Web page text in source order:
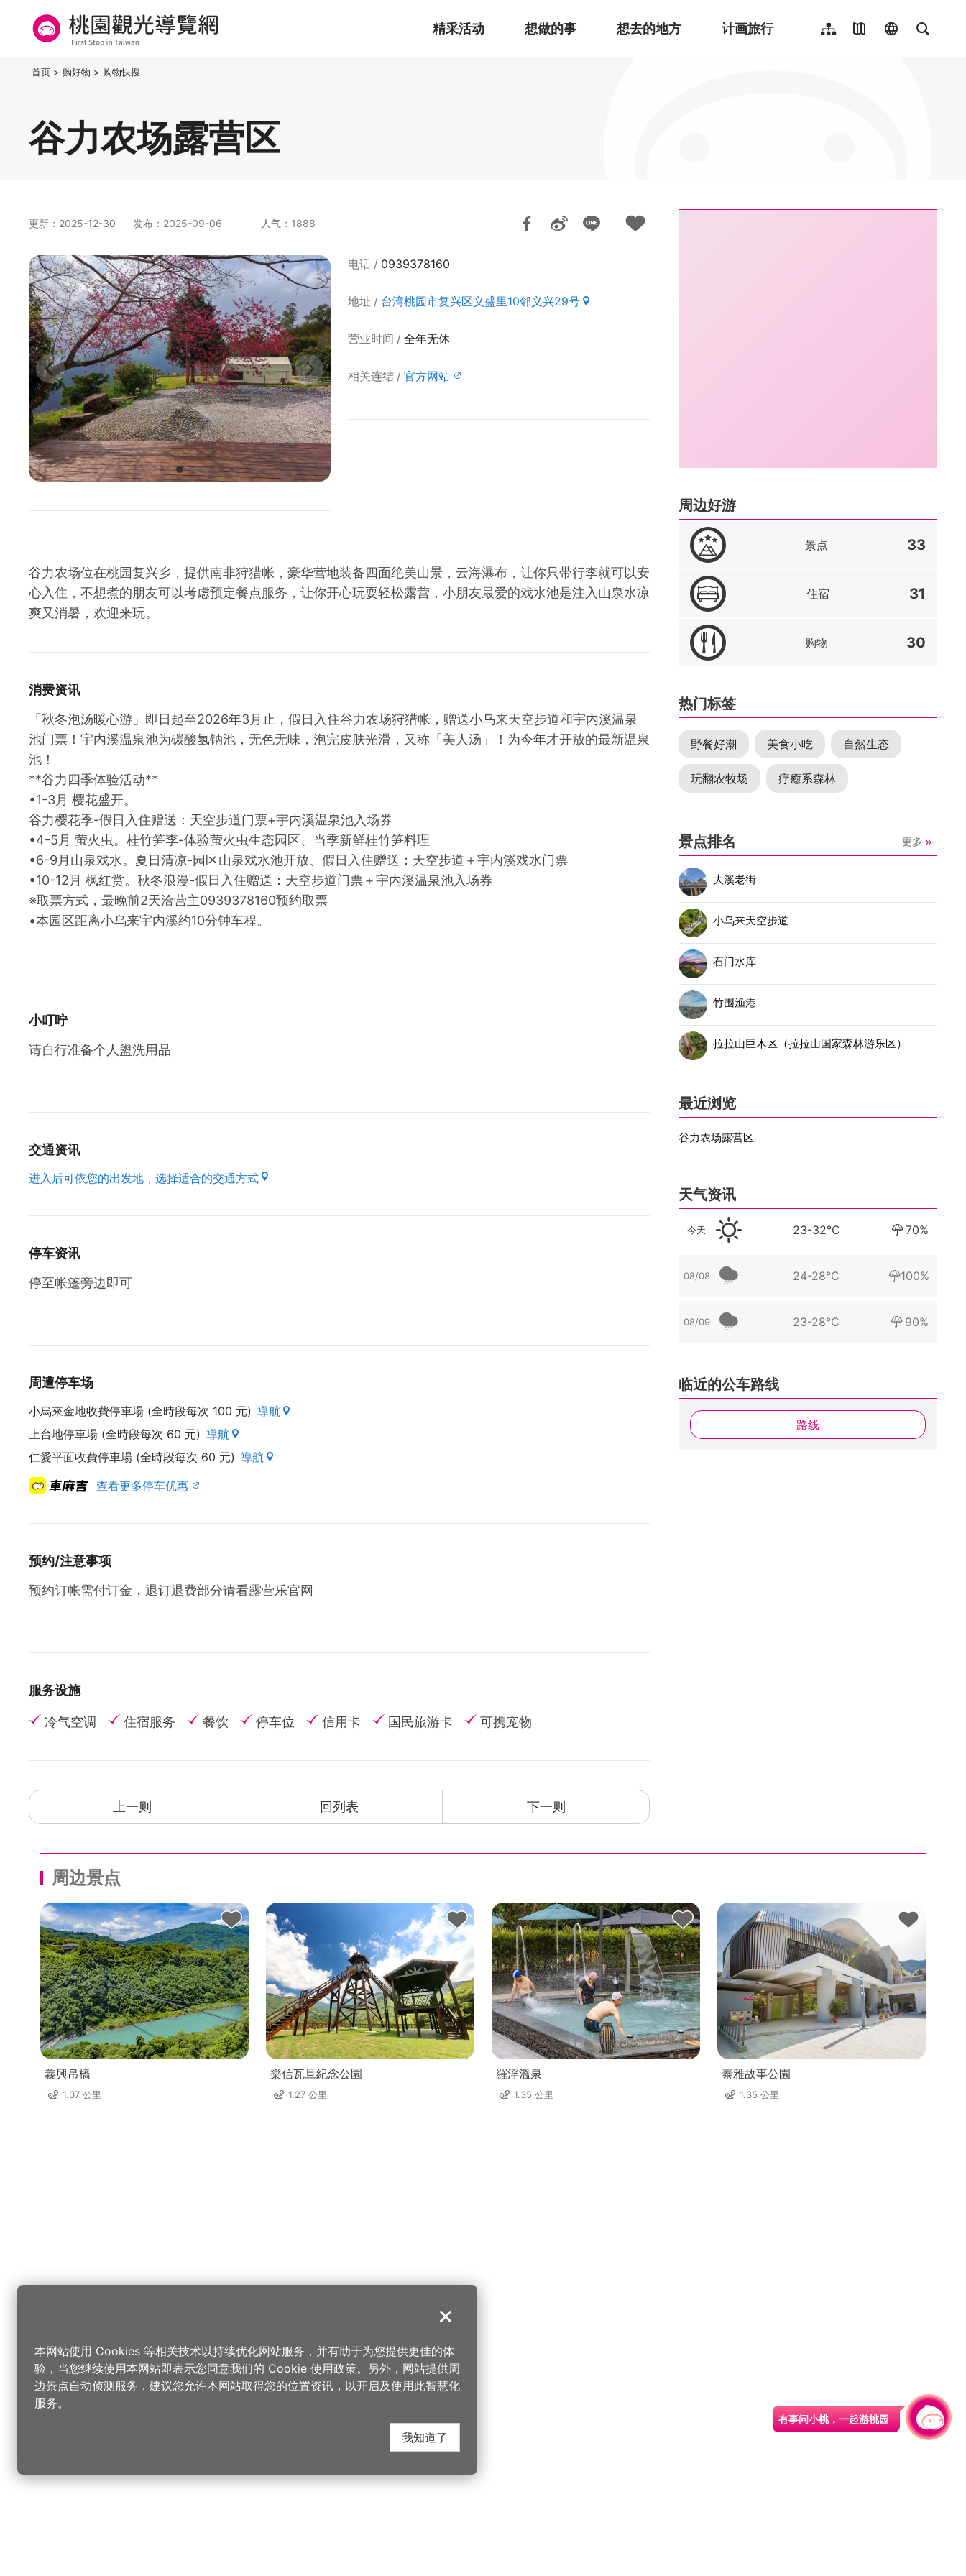
要
桃园观光导览网
精采活动 想做的事 想去的地方 计画旅行
网站导览地图导览language全文检
首页 > 购好物 > 购物快搜
谷力农场露营区
更新：2025-12-30 发布：2025-09-06 人气：1888
电话 0939378160
地址 台湾桃园市复兴区义盛里10邻义兴29号
营业时间 全年无休
相关连结 官方网站
谷力农场位在桃园复兴乡，提供南非狩猎帐，豪华营地装备四面绝美山景，云海瀑布，让你只带行李就可以安
心入住，不想煮的朋友可以考虑预定餐点服务，让你开心玩耍轻松露营，小朋友最爱的戏水池是注入山泉水凉
爽又消暑，欢迎来玩。
消费资讯
「秋冬泡汤暖心游」即日起至2026年3月止，假日入住谷力农场狩猎帐，赠送小乌来天空步道和宇内溪温泉
池门票！宇内溪温泉池为碳酸氢钠池，无色无味，泡完皮肤光滑，又称「美人汤」！为今年才开放的最新温泉
池！
**谷力四季体验活动**
•1-3月 樱花盛开。
谷力樱花季-假日入住赠送：天空步道门票+宇内溪温泉池入场券
•4-5月 萤火虫。桂竹笋李-体验萤火虫生态园区、当季新鲜桂竹笋料理
•6-9月山泉戏水。夏日清凉-园区山泉戏水池开放、假日入住赠送：天空步道＋宇内溪戏水门票
•10-12月 枫红赏。秋冬浪漫-假日入住赠送：天空步道门票＋宇内溪温泉池入场券
※取票方式，最晚前2天洽营主0939378160预约取票
•本园区距离小乌来宇内溪约10分钟车程。
小叮咛
请自行准备个人盥洗用品
交通资讯
进入后可依您的出发地，选择适合的交通方式
停车资讯
停至帐篷旁边即可
周遭停车场
小烏來金地收費停車場 (全時段每次 100 元) 導航
上台地停車場 (全時段每次 60 元) 導航
仁愛平面收費停車場 (全時段每次 60 元) 導航
查看更多停车优惠
预约/注意事项
预约订帐需付订金，退订退费部分请看露营乐官网
服务设施
冷气空调 住宿服务 餐饮 停车位 信用卡 国民旅游卡 可携宠物
上一则 回列表 下一则
:::
周边好游
景点 33
住宿 31
购物 30
热门标签
野餐好潮 美食小吃 自然生态
玩翻农牧场 疗癒系森林
景点排名 更多
大溪老街
小乌来天空步道
石门水库
竹围渔港
拉拉山巨木区（拉拉山国家森林游乐区）
最近浏览
谷力农场露营区
天气资讯
今天 23-32°C 70%
08/08 24-28°C 100%
08/09 23-28°C 90%
临近的公车路线
路线
周边景点
義興吊橋
1.07 公里
樂信瓦旦紀念公園
1.27 公里
羅浮溫泉
1.35 公里
泰雅故事公園
1.35 公里
关闭
本网站使用 Cookies 等相关技术以持续优化网站服务，并有助于为您提供更佳的体
验，当您继续使用本网站即表示您同意我们的 Cookie 使用政策。另外，网站提供周
边景点自动侦测服务，建议您允许本网站取得您的位置资讯，以开启及使用此智慧化
服务。
我知道了
有事问小桃，一起游桃园